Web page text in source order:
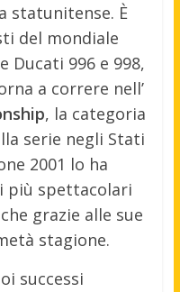
statunitense. È
del mondiale
Ducati 996 e 998,
a correre nell’
, la categoria
serie negli Stati
2001 lo ha
più spettacolari
grazie alle sue
stagione.
successi